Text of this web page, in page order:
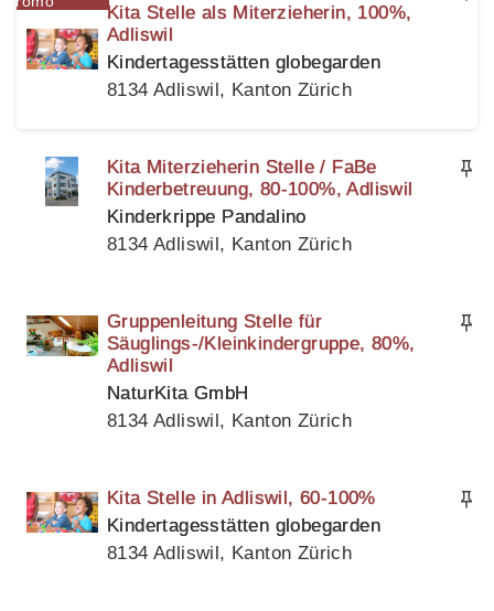
Kita Stelle als Miterzieherin, 100%,
Adliswil
Kindertagesstätten globegarden
8134 Adliswil, Kanton Zürich
Kita Miterzieherin Stelle / FaBe
Kinderbetreuung, 80-100%, Adliswil
Kinderkrippe Pandalino
8134 Adliswil, Kanton Zürich
Gruppenleitung Stelle für
Säuglings-/Kleinkindergruppe, 80%,
Adliswil
NaturKita GmbH
8134 Adliswil, Kanton Zürich
Kita Stelle in Adliswil, 60-100%
Kindertagesstätten globegarden
8134 Adliswil, Kanton Zürich